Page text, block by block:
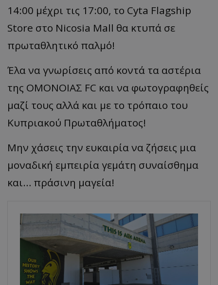
14:00 μέχρι τις 17:00, το Cyta Flagship
Store στο Nicosia Mall θα κτυπά σε
πρωταθλητικό παλμό!
Έλα να γνωρίσεις από κοντά τα αστέρια
της ΟΜΟΝΟΙΑΣ FC και να φωτογραφηθείς
μαζί τους αλλά και με το τρόπαιο του
Κυπριακού Πρωταθλήματος!
Μην χάσεις την ευκαιρία να ζήσεις μια
μοναδική εμπειρία γεμάτη συναίσθημα
και… πράσινη μαγεία!